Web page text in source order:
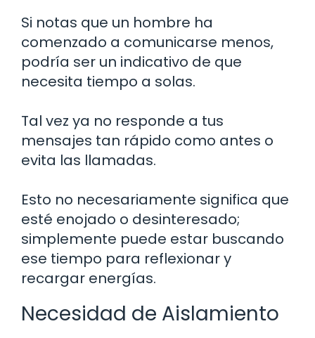
Si notas que un hombre ha
comenzado a comunicarse menos,
podría ser un indicativo de que
necesita tiempo a solas.
Tal vez ya no responde a tus
mensajes tan rápido como antes o
evita las llamadas.
Esto no necesariamente significa que
esté enojado o desinteresado;
simplemente puede estar buscando
ese tiempo para reflexionar y
recargar energías.
Necesidad de Aislamiento